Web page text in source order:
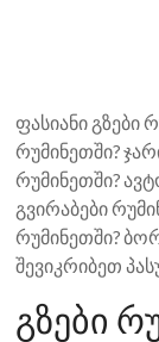
ფასიანი გზები
რუმინეთში?
რუმინეთში?
გვირაბები
რუმინეთში?
შევიკრიბეთ
გზები